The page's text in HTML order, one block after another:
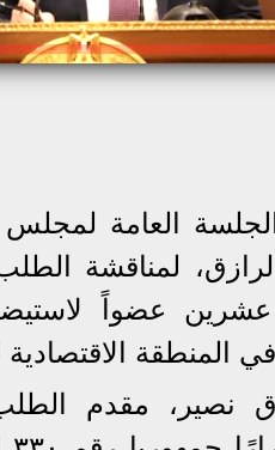
العامة لمجلس
لمناقشة
عضواً
المنطقة
نصير، مقدم